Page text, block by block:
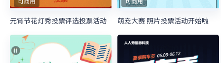
元宵节花灯秀投票评选投票活动 萌宠大赛 照片投票活动开始啦